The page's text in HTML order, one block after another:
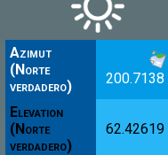
Azimut
(Norte
verdadero)
200.7138
Elevation
(Norte
verdadero)
62.42619